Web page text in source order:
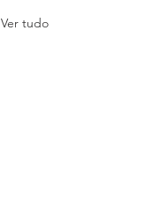
Ver tudo